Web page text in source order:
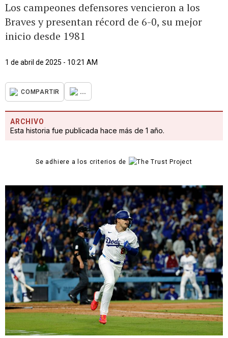
Los campeones defensores vencieron a los
Braves y presentan récord de 6-0, su mejor
inicio desde 1981
1 de abril de 2025 - 10:21 AM
COMPARTIR ...
ARCHIVO
Esta historia fue publicada hace más de 1 año.
Se adhiere a los criterios de